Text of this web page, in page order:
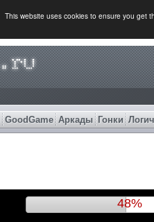
This website uses cookies to ensure you get
GoodGame Аркады Гонки
51%